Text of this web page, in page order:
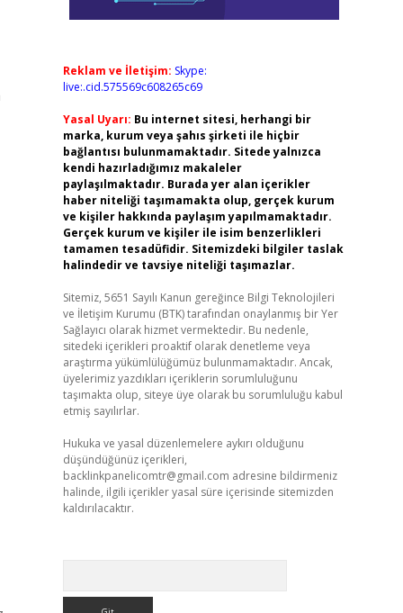
Reklam ve İletişim: Skype:
live:.cid.575569c608265c69
Yasal Uyarı: Bu internet sitesi, herhangi bir
marka, kurum veya şahıs şirketi ile hiçbir
bağlantısı bulunmamaktadır. Sitede yalnızca
kendi hazırladığımız makaleler
paylaşılmaktadır. Burada yer alan içerikler
haber niteliği taşımamakta olup, gerçek kurum
ve kişiler hakkında paylaşım yapılmamaktadır.
Gerçek kurum ve kişiler ile isim benzerlikleri
tamamen tesadüfidir. Sitemizdeki bilgiler taslak
halindedir ve tavsiye niteliği taşımazlar.
Sitemiz, 5651 Sayılı Kanun gereğince Bilgi Teknolojileri
ve İletişim Kurumu (BTK) tarafından onaylanmış bir Yer
Sağlayıcı olarak hizmet vermektedir. Bu nedenle,
sitedeki içerikleri proaktif olarak denetleme veya
araştırma yükümlülüğümüz bulunmamaktadır. Ancak,
üyelerimiz yazdıkları içeriklerin sorumluluğunu
taşımakta olup, siteye üye olarak bu sorumluluğu kabul
etmiş sayılırlar.
Hukuka ve yasal düzenlemelere aykırı olduğunu
düşündüğünüz içerikleri,
backlinkpanelicomtr@gmail.com adresine bildirmeniz
halinde, ilgili içerikler yasal süre içerisinde sitemizden
kaldırılacaktır.